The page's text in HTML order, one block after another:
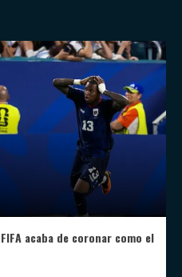
acaba de coronar como el